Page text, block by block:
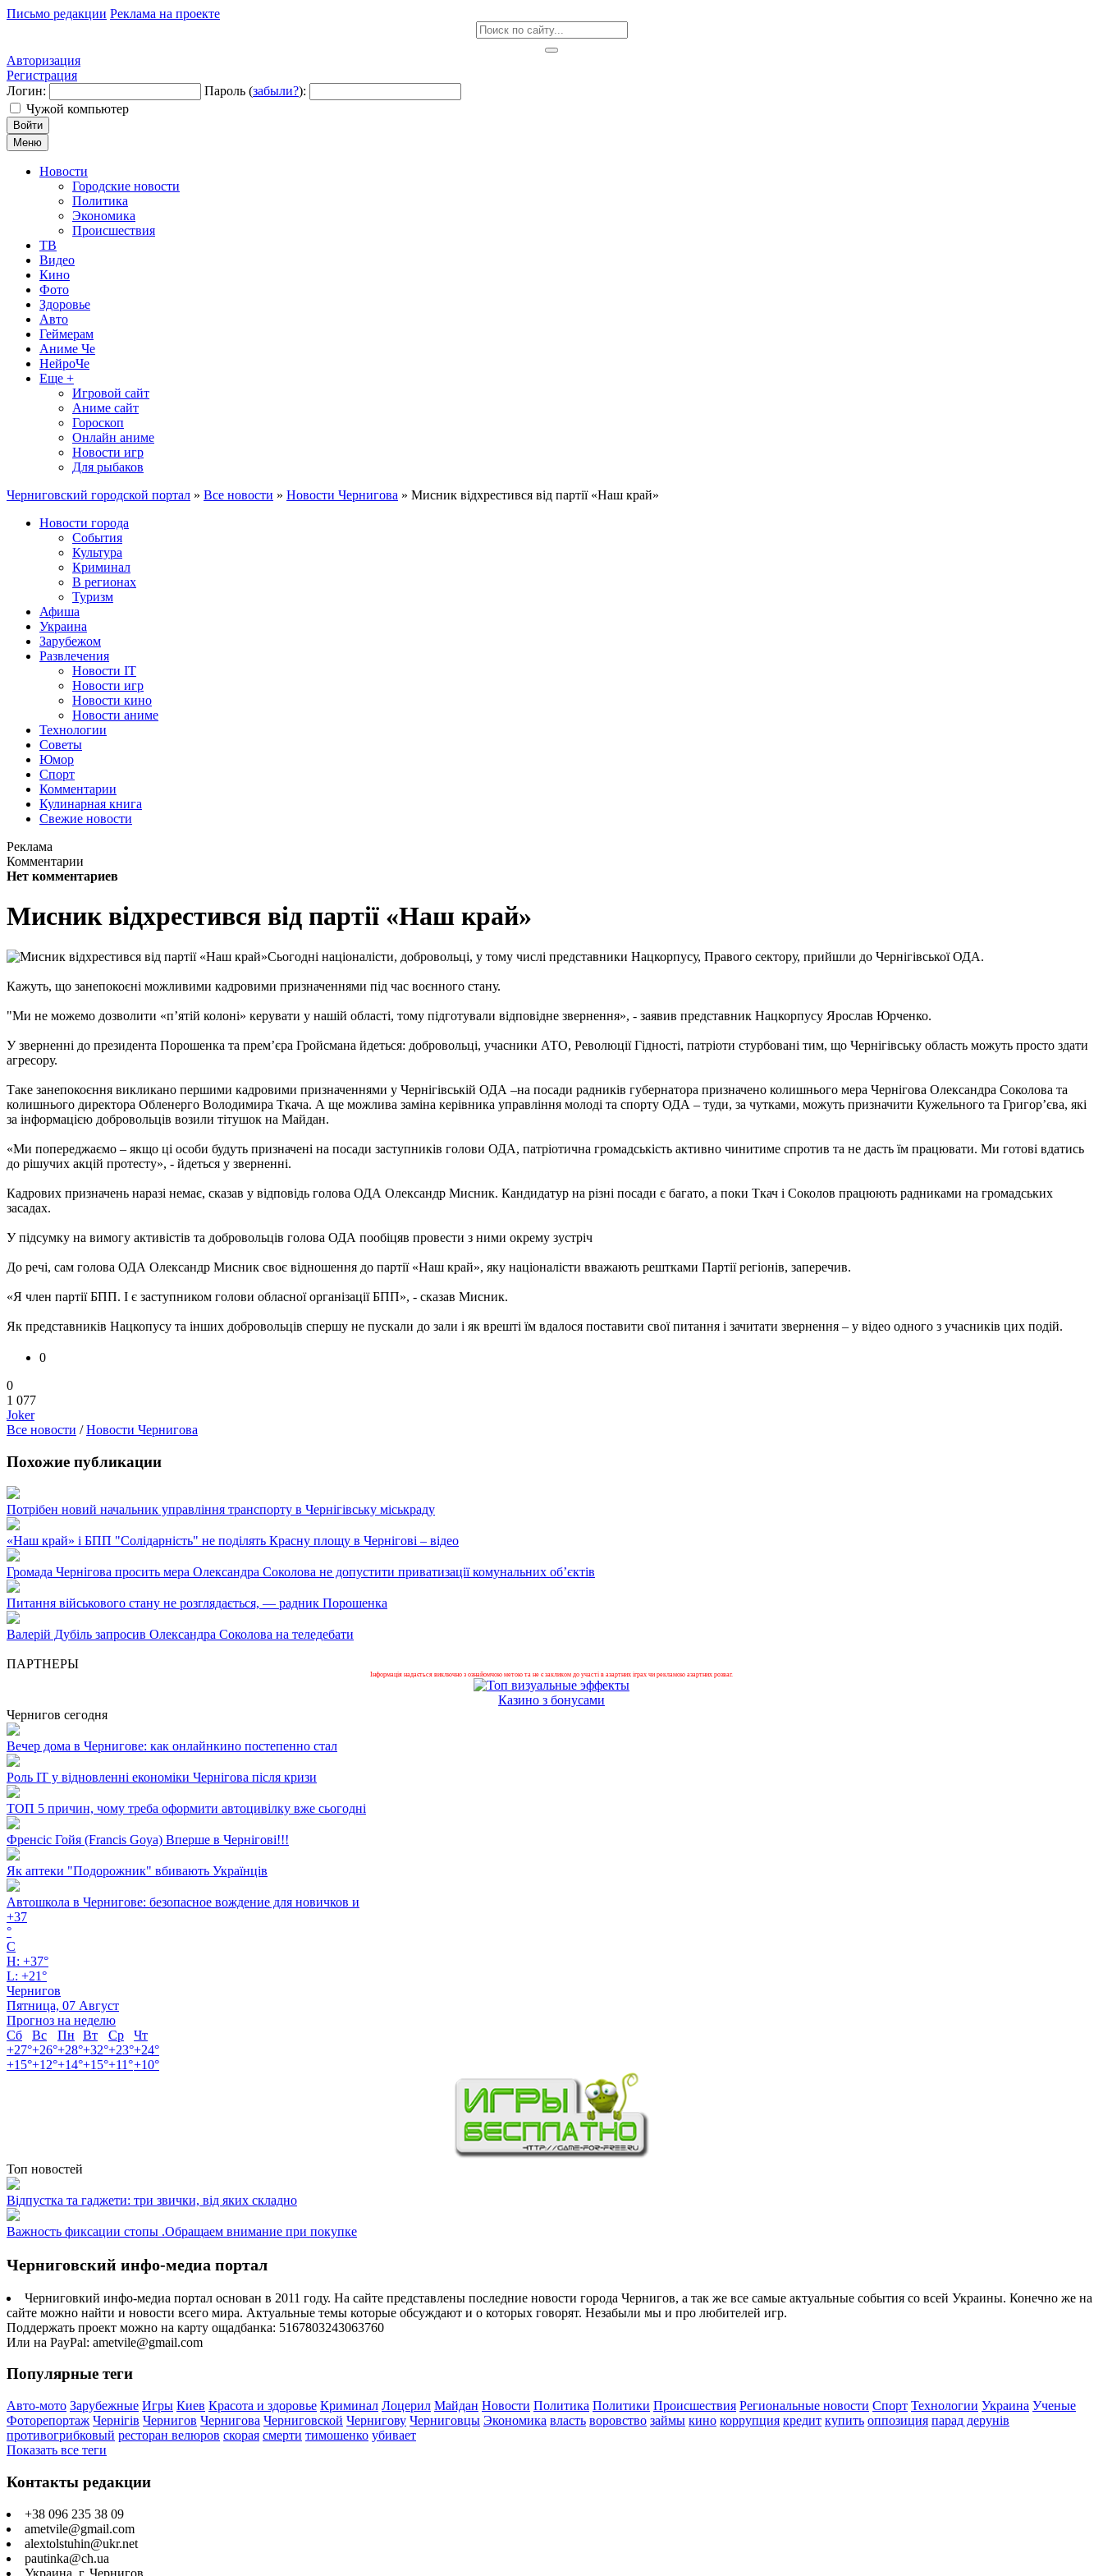
Письмо редакции Реклама на проекте
Авторизация
Регистрация
Логин:
Пароль (забыли?):
Чужой компьютер
Войти
Меню
Новости
Городские новости
Политика
Экономика
Происшествия
ТВ
Видео
Кино
Фото
Здоровье
Авто
Геймерам
Аниме Че
НейроЧе
Еще +
Игровой сайт
Аниме сайт
Гороскоп
Онлайн аниме
Новости игр
Для рыбаков
Черниговский городской портал » Все новости » Новости Чернигова » Мисник відхрестився від партії «Наш край»
Новости города
События
Культура
Криминал
В регионах
Туризм
Афиша
Украина
Зарубежом
Развлечения
Новости IT
Новости игр
Новости кино
Новости аниме
Технологии
Советы
Юмор
Спорт
Комментарии
Кулинарная книга
Свежие новости
Реклама
Комментарии
Нет комментариев
Мисник відхрестився від партії «Наш край»
Сьогодні націоналісти, добровольці, у тому числі представники Нацкорпусу, Правого сектору, прийшли до Чернігівської ОДА.
Кажуть, що занепокоєні можливими кадровими призначеннями під час воєнного стану.
"Ми не можемо дозволити «п’ятій колоні» керувати у нашій області, тому підготували відповідне звернення», - заявив представник Нацкорпусу Ярослав Юрченко.
У зверненні до президента Порошенка та прем’єра Гройсмана йдеться: добровольці, учасники АТО, Революції Гідності, патріоти стурбовані тим, що Чернігівську область можуть просто здати
агресору.
Таке занепокоєння викликано першими кадровими призначеннями у Чернігівській ОДА –на посади радників губернатора призначено колишнього мера Чернігова Олександра Соколова та
колишнього директора Обленерго Володимира Ткача. А ще можлива заміна керівника управління молоді та спорту ОДА – туди, за чутками, можуть призначити Кужельного та Григор’єва, які
за інформацією добровольців возили тітушок на Майдан.
«Ми попереджаємо – якщо ці особи будуть призначені на посади заступників голови ОДА, патріотична громадськість активно чинитиме спротив та не дасть їм працювати. Ми готові вдатись
до рішучих акцій протесту», - йдеться у зверненні.
Кадрових призначень наразі немає, сказав у відповідь голова ОДА Олександр Мисник. Кандидатур на різні посади є багато, а поки Ткач і Соколов працюють радниками на громадських
засадах.
У підсумку на вимогу активістів та добровольців голова ОДА пообіцяв провести з ними окрему зустріч
До речі, сам голова ОДА Олександр Мисник своє відношення до партії «Наш край», яку націоналісти вважають рештками Партії регіонів, заперечив.
«Я член партії БПП. І є заступником голови обласної організації БПП», - сказав Мисник.
Як представників Нацкопусу та інших добровольців спершу не пускали до зали і як врешті їм вдалося поставити свої питання і зачитати звернення – у відео одного з учасників цих подій.
0
0
1 077
Joker
Все новости /Новости Чернигова
Похожие публикации
Потрібен новий начальник управління транспорту в Чернігівську міськраду
«Наш край» і БПП "Солідарність" не поділять Красну площу в Чернігові – відео
Громада Чернігова просить мера Олександра Соколова не допустити приватизації комунальних об’єктів
Питання військового стану не розглядається, — радник Порошенка
Валерій Дубіль запросив Олександра Соколова на теледебати
ПАРТНЕРЫ
Інформація надається виключно з ознайомчою метою та не є закликом до участі в азартних іграх чи рекламою азартних розваг.
Казино з бонусами
Чернигов сегодня
Вечер дома в Чернигове: как онлайнкино постепенно стал
Роль ІТ у відновленні економіки Чернігова після кризи
ТОП 5 причин, чому треба оформити автоцивілку вже сьогодні
Френсіс Гойя (Francis Goya) Вперше в Чернігові!!!
Як аптеки "Подорожник" вбивають Українців
Автошкола в Чернигове: безопасное вождение для новичков и
+37
°
C
H: +37°
L: +21°
Чернигов
Пятница, 07 Август
Прогноз на неделю
Сб
Вс Пн Вт Ср
Чт
+27°+26°+28°+32°+23°+24°
+15°+12°+14°+15°+11°+10°
Топ новостей
Відпустка та гаджети: три звички, від яких складно
Важность фиксации стопы .Обращаем внимание при покупке
Черниговский инфо-медиа портал
Черниговкий инфо-медиа портал основан в 2011 году. На сайте представлены последние новости города Чернигов, а так же все самые актуальные события со всей Украины. Конечно же на
сайте можно найти и новости всего мира. Актуальные темы которые обсуждают и о которых говорят. Незабыли мы и про любителей игр.
Поддержать проект можно на карту ощадбанка: 5167803243063760
Или на PayPal: ametvile@gmail.com
Популярные теги
Авто-мото Зарубежные Игры Киев Красота и здоровье Криминал Лоцерил Майдан Новости Политика Политики Происшествия Региональные новости Спорт Технологии Украина Ученые
Фоторепортаж Чернігів Чернигов Чернигова Черниговской Чернигову Черниговцы Экономика власть воровство займы кино коррупция кредит купить оппозиция парад дерунів
противогрибковый ресторан велюров скорая смерти тимошенко убивает
Показать все теги
Контакты редакции
+38 096 235 38 09
ametvile@gmail.com
alextolstuhin@ukr.net
pautinka@ch.ua
Украина, г. Чернигов